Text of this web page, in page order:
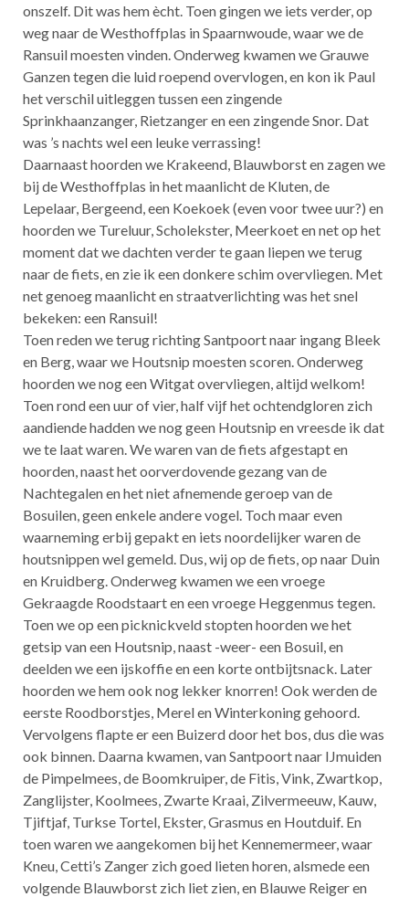
onszelf. Dit was hem ècht. Toen gingen we iets verder, op
weg naar de Westhoffplas in Spaarnwoude, waar we de
Ransuil moesten vinden. Onderweg kwamen we Grauwe
Ganzen tegen die luid roepend overvlogen, en kon ik Paul
het verschil uitleggen tussen een zingende
Sprinkhaanzanger, Rietzanger en een zingende Snor. Dat
was ’s nachts wel een leuke verrassing!
Daarnaast hoorden we Krakeend, Blauwborst en zagen we
bij de Westhoffplas in het maanlicht de Kluten, de
Lepelaar, Bergeend, een Koekoek (even voor twee uur?) en
hoorden we Tureluur, Scholekster, Meerkoet en net op het
moment dat we dachten verder te gaan liepen we terug
naar de fiets, en zie ik een donkere schim overvliegen. Met
net genoeg maanlicht en straatverlichting was het snel
bekeken: een Ransuil!
Toen reden we terug richting Santpoort naar ingang Bleek
en Berg, waar we Houtsnip moesten scoren. Onderweg
hoorden we nog een Witgat overvliegen, altijd welkom!
Toen rond een uur of vier, half vijf het ochtendgloren zich
aandiende hadden we nog geen Houtsnip en vreesde ik dat
we te laat waren. We waren van de fiets afgestapt en
hoorden, naast het oorverdovende gezang van de
Nachtegalen en het niet afnemende geroep van de
Bosuilen, geen enkele andere vogel. Toch maar even
waarneming erbij gepakt en iets noordelijker waren de
houtsnippen wel gemeld. Dus, wij op de fiets, op naar Duin
en Kruidberg. Onderweg kwamen we een vroege
Gekraagde Roodstaart en een vroege Heggenmus tegen.
Toen we op een picknickveld stopten hoorden we het
getsip van een Houtsnip, naast -weer- een Bosuil, en
deelden we een ijskoffie en een korte ontbijtsnack. Later
hoorden we hem ook nog lekker knorren! Ook werden de
eerste Roodborstjes, Merel en Winterkoning gehoord.
Vervolgens flapte er een Buizerd door het bos, dus die was
ook binnen. Daarna kwamen, van Santpoort naar IJmuiden
de Pimpelmees, de Boomkruiper, de Fitis, Vink, Zwartkop,
Zanglijster, Koolmees, Zwarte Kraai, Zilvermeeuw, Kauw,
Tjiftjaf, Turkse Tortel, Ekster, Grasmus en Houtduif. En
toen waren we aangekomen bij het Kennemermeer, waar
Kneu, Cetti’s Zanger zich goed lieten horen, alsmede een
volgende Blauwborst zich liet zien, en Blauwe Reiger en